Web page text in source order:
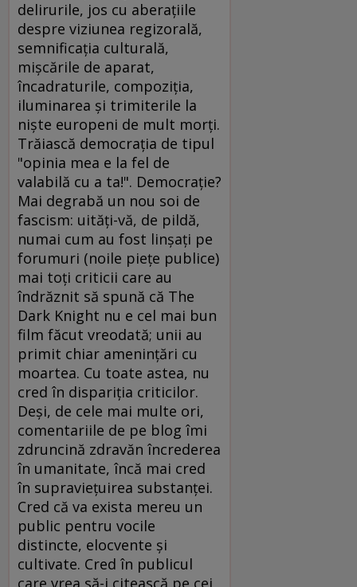
delirurile, jos cu aberaţiile
despre viziunea regizorală,
semnificaţia culturală,
mişcările de aparat,
încadraturile, compoziţia,
iluminarea şi trimiterile la
nişte europeni de mult morţi.
Trăiască democraţia de tipul
"opinia mea e la fel de
valabilă cu a ta!". Democraţie?
Mai degrabă un nou soi de
fascism: uităţi-vă, de pildă,
numai cum au fost linşaţi pe
forumuri (noile pieţe publice)
mai toţi criticii care au
îndrăznit să spună că The
Dark Knight nu e cel mai bun
film făcut vreodată; unii au
primit chiar ameninţări cu
moartea. Cu toate astea, nu
cred în dispariţia criticilor.
Deşi, de cele mai multe ori,
comentariile de pe blog îmi
zdruncină zdravăn încrederea
în umanitate, încă mai cred
în supravieţuirea substanţei.
Cred că va exista mereu un
public pentru vocile
distincte, elocvente şi
cultivate. Cred în publicul
care vrea să-i citească pe cei